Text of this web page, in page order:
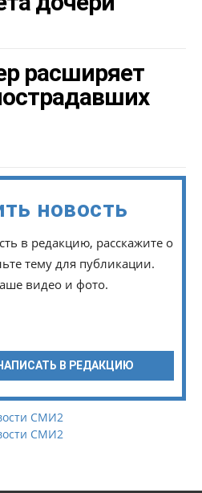
расширяет
новость
в редакцию, расскажите о
тему для публикации.
видео и фото.
В РЕДАКЦИЮ
СМИ2
СМИ2